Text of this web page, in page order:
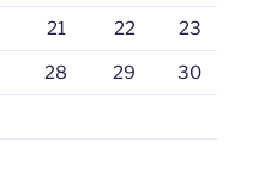
21 22 23
28 29 30